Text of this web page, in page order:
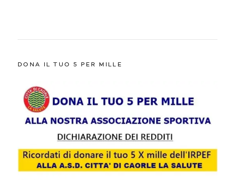
DONA IL TUO 5 PER MILLE